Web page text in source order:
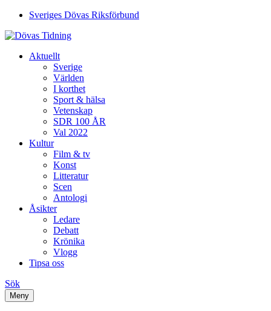
Sveriges Dövas Riksförbund
Aktuellt
Sverige
Världen
I korthet
Sport & hälsa
Vetenskap
SDR 100 ÅR
Val 2022
Kultur
Film & tv
Konst
Litteratur
Scen
Antologi
Åsikter
Ledare
Debatt
Krönika
Vlogg
Tipsa oss
Sök
Meny